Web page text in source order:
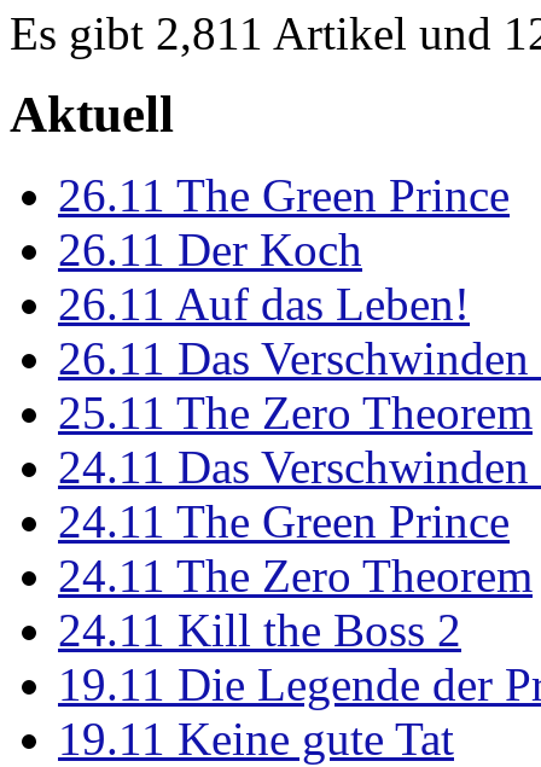
Es gibt 2,811 Artikel und
Aktuell
26.11 The Green Prince
26.11 Der Koch
26.11 Auf das Leben!
26.11 Das
25.11 The Zero Theorem
24.11 Das
24.11 The Green Prince
24.11 The Zero Theorem
24.11 Kill the Boss 2
19.11 Die Legende der
19.11 Keine gute Tat